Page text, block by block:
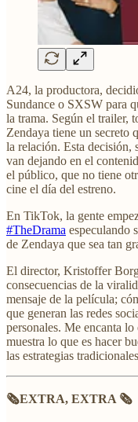
A24, la productora,
Sundance o SXSW para
la trama. Según el trailer,
Zendaya tiene un secreto
la relación. Esta decisión,
van dejando en el
el público, que no tiene
cine el día del estreno.
En TikTok, la gente
#TheDrama especulando
de Zendaya que sea tan
El director, Kristoffer
consecuencias de la
mensaje de la película;
que generan las redes
personales. Me encanta
muestra lo que es hacer
las estrategias
🗞️EXTRA, EXTRA 🗞️